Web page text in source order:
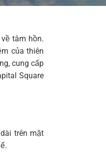
tâm hồn.
của thiên
cung cấp
Square
trên mặt